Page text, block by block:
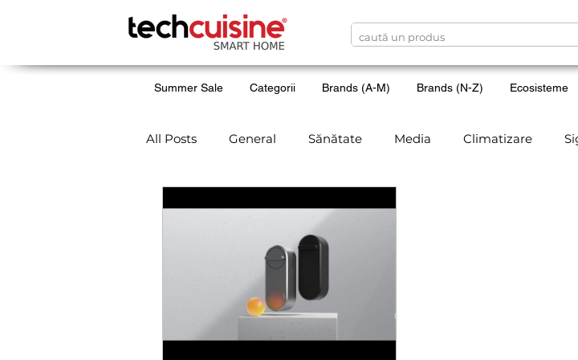
Summer Sale Categorii Brands (A-M) Brands (N-Z) Ecosisteme
All Posts General Sănătate Media Climatizare
Unboxing